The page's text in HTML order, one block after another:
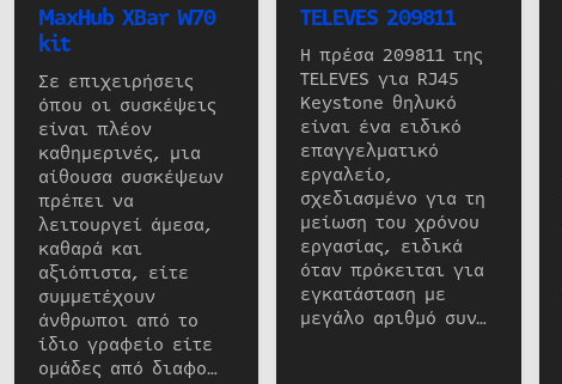
MaxHub XBar W70
kit
Σε επιχειρήσεις
όπου οι συσκέψεις
είναι πλέον
καθημερινές, μια
αίθουσα συσκέψεων
πρέπει να
λειτουργεί άμεσα,
καθαρά και
αξιόπιστα, είτε
συμμετέχουν
άνθρωποι από το
ίδιο γραφείο είτε
ομάδες από διαφο…
TELEVES 209811
Η πρέσα 209811 της
TELEVES για RJ45
Keystone θηλυκό
είναι ένα ειδικό
επαγγελματικό
εργαλείο,
σχεδιασμένο για τη
μείωση του χρόνου
εργασίας, ειδικά
όταν πρόκειται για
εγκατάσταση με
μεγάλο αριθμό συν…